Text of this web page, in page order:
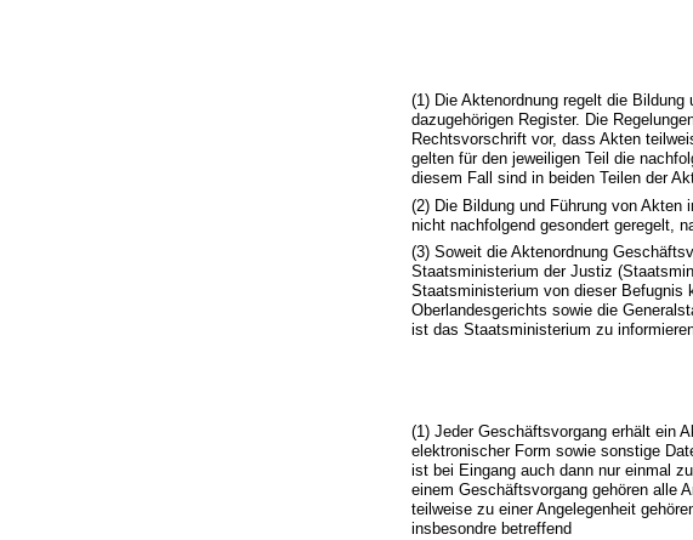
(1) Die Aktenordnung regelt die
dazugehörigen Register. Die
Rechtsvorschrift vor, dass Akten
gelten für den jeweiligen Teil die
diesem Fall sind in beiden Teilen der
(2) Die Bildung und Führung von
nicht nachfolgend gesondert geregelt,
(3) Soweit die Aktenordnung
Staatsministerium der Justiz
Staatsministerium von dieser Befugnis
Oberlandesgerichts sowie die
ist das Staatsministerium zu
(1) Jeder Geschäftsvorgang erhält ein
elektronischer Form sowie sonstige
ist bei Eingang auch dann nur einmal
einem Geschäftsvorgang gehören alle
teilweise zu einer Angelegenheit
insbesondre betreffend